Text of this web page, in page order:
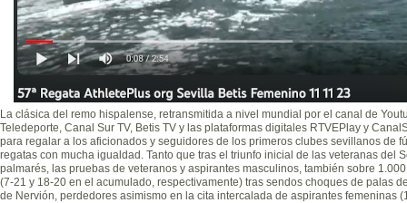
La clásica del remo hispalense, retransmitida a nivel mundial por el canal de
Teledeporte, Canal Sur TV, Betis TV y las plataformas digitales RTVEPlay y
para regalar a los aficionados y seguidores de los primeros clubes sevillanos de
regatas con mucha igualdad. Tanto que tras el triunfo inicial de las veteranas del
palmarés, las pruebas de veteranos y aspirantes masculinos, también sobre
(7-21 y 18-20 en el acumulado, respectivamente) tras sendos choques de palas
de Nervión, perdedores asimismo en la cita intercalada de aspirantes femeninas